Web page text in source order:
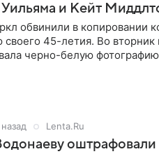
и Кейт
обвинили в копировании
своего 45-летия. Во вторник
черно-белую
Lenta.Ru